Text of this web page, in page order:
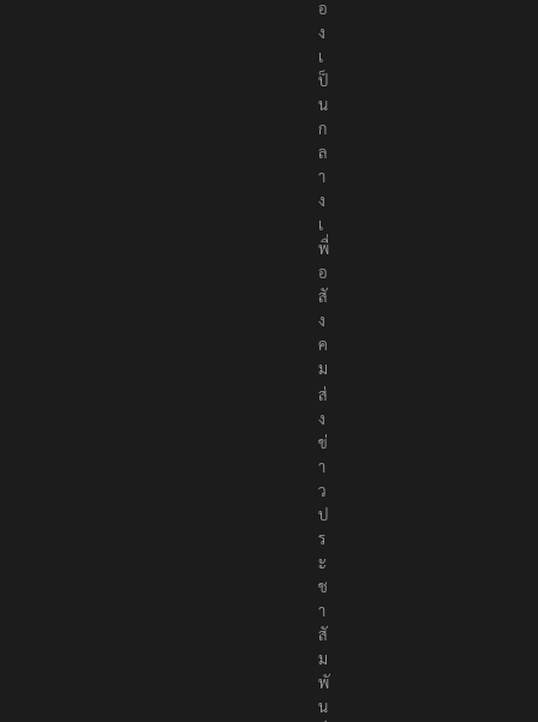
ก
ต้
อ
ง
เ
ป็
น
ก
ล
า
ง
เ
พื่
อ
สั
ง
ค
ม
ส่
ง
ข่
า
ว
ป
ร
ะ
ช
า
สั
ม